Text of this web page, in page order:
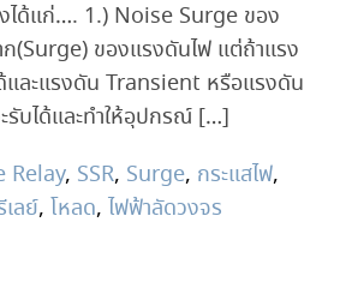
งได้แก่…. 1.) Noise Surge ของ
(Surge) ของแรงดันไฟ แต่ถ้าแรง
และแรงดัน Transient หรือแรงดัน
รับได้และทำให้อุปกรณ์ […]
Relay, SSR, Surge, กระแสไฟ,
ลย์, โหลด, ไฟฟ้าลัดวงจร